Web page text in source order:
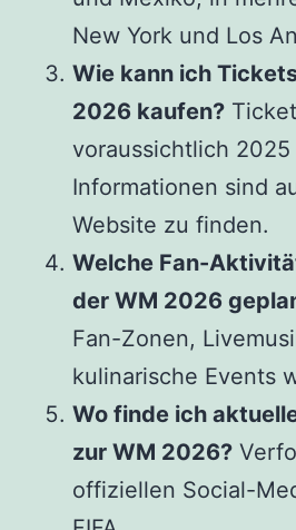
New York und Los
Wie kann ich
2026 kaufen?
voraussichtlich
Informationen sind
Website zu finden.
Welche Fan-
der WM 2026
Fan-Zonen,
kulinarische Events
Wo finde ich
zur WM 2026?
offiziellen Social-